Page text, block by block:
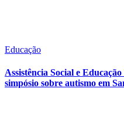
Educação
Assistência Social e
simpósio sobre autismo em